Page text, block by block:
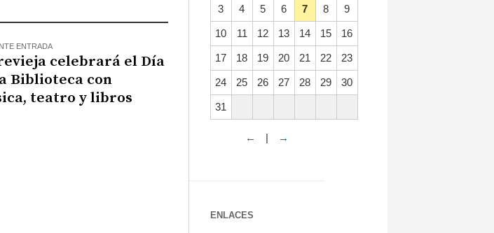
ENTRADA
celebrará el Día
Biblioteca con
teatro y libros
3 4 5 6 7 8 9
10 11 12 13 14 15 16
17 18 19 20 21 22 23
24 25 26 27 28 29 30
31
← | →
ENLACES